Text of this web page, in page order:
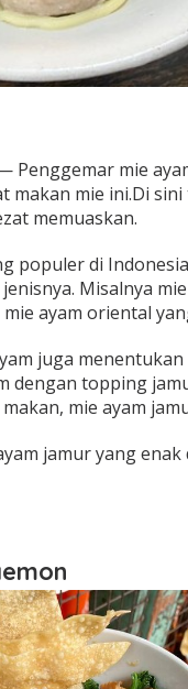
Penggemar mie
makan mie ini.Di
memuaskan.
populer di
Misalnya
ayam oriental
juga
dengan topping
mie ayam
jamur yang